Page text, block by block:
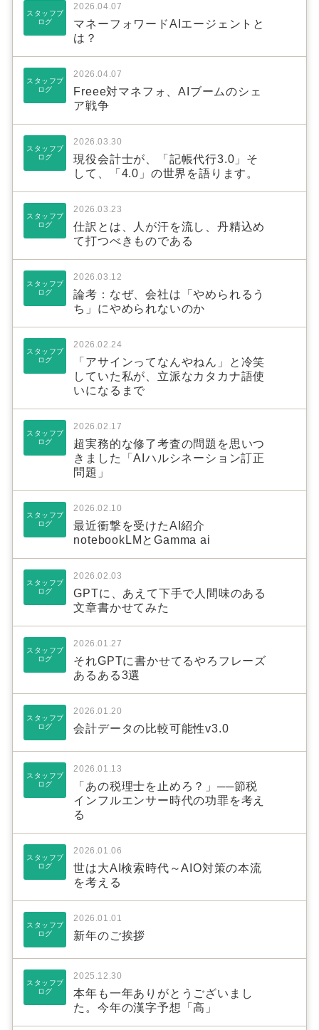
スタッフブ
ログ
2026.04.07
マネーフォワードAIエージェントと
は？
スタッフブ
ログ
2026.04.07
Freee対マネフォ、AIブームのシェ
ア戦争
スタッフブ
ログ
2026.03.30
現役会計士が、「記帳代行3.0」そ
して、「4.0」の世界を語ります。
スタッフブ
ログ
2026.03.23
仕訳とは、人が汗を流し、丹精込め
て打つべきものである
スタッフブ
ログ
2026.03.12
論考：なぜ、会社は「やめられるう
ち」にやめられないのか
スタッフブ
ログ
2026.02.24
「アサインってなんやねん」と冷笑
していた私が、立派なカタカナ語使
いになるまで
スタッフブ
ログ
2026.02.17
超実務的な修了考査の問題を思いつ
きました「AIハルシネーション訂正
問題」
スタッフブ
ログ
2026.02.10
最近衝撃を受けたAI紹介
notebookLMとGamma ai
スタッフブ
ログ
2026.02.03
GPTに、あえて下手で人間味のある
文章書かせてみた
スタッフブ
ログ
2026.01.27
それGPTに書かせてるやろフレーズ
あるある3選
スタッフブ
ログ
2026.01.20
会計データの比較可能性v3.0
スタッフブ
ログ
2026.01.13
「あの税理士を止めろ？」──節税
インフルエンサー時代の功罪を考え
る
スタッフブ
ログ
2026.01.06
世は大AI検索時代～AIO対策の本流
を考える
スタッフブ
ログ
2026.01.01
新年のご挨拶
スタッフブ
ログ
2025.12.30
本年も一年ありがとうございまし
た。今年の漢字予想「高」